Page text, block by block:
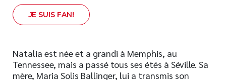
Famille
Culture générale
Vie pratique
Finances
JE SUIS FAN!
Natalia est née et a grandi à Memphis, au
Tennessee, mais a passé tous ses étés à Séville. Sa
mère, Maria Solis Ballinger, lui a transmis son